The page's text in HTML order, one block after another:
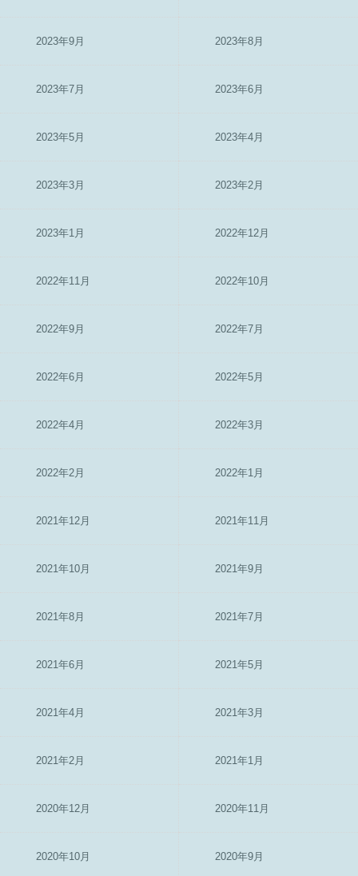
2023年9月 2023年8月
2023年7月 2023年6月
2023年5月 2023年4月
2023年3月 2023年2月
2023年1月 2022年12月
2022年11月 2022年10月
2022年9月 2022年7月
2022年6月 2022年5月
2022年4月 2022年3月
2022年2月 2022年1月
2021年12月 2021年11月
2021年10月 2021年9月
2021年8月 2021年7月
2021年6月 2021年5月
2021年4月 2021年3月
2021年2月 2021年1月
2020年12月 2020年11月
2020年10月 2020年9月